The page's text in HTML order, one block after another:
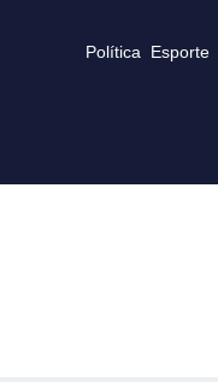
Política Esporte